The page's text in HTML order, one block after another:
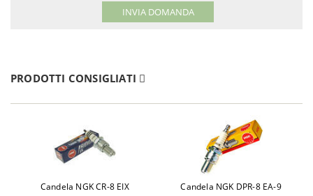
PRODOTTI CONSIGLIATI
Candela NGK CR-8 EIX Candela NGK DPR-8 EA-9